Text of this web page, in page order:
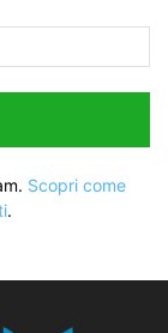
Scopri come
.